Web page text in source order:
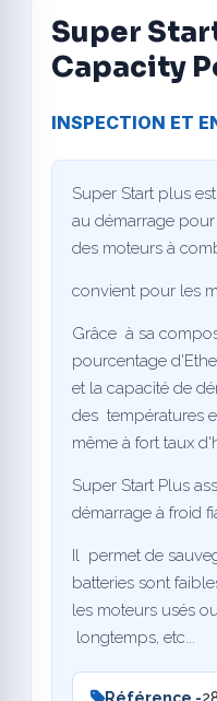
Super
Capacity
INSPECTION ET
Super Start plus
au démarrage
des moteurs à
convient pour les
Grâce à sa
pourcentage
et la capacité de
des températures
même à fort taux
Super Start Plus
démarrage à froid
Il permet de
batteries sont
les moteurs usés
longtemps, etc...
Référence -